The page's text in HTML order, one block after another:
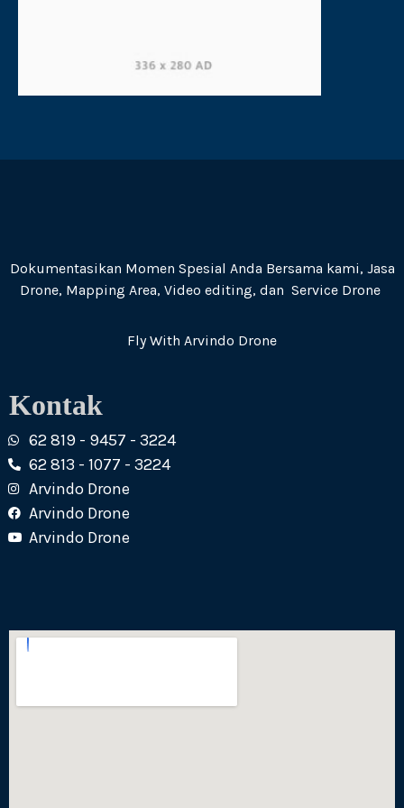
Dokumentasikan Momen Spesial Anda Bersama kami, Jasa
Drone, Mapping Area, Video editing, dan Service Drone
Fly With Arvindo Drone
Kontak
62 819 - 9457 - 3224
62 813 - 1077 - 3224
Arvindo Drone
Arvindo Drone
Arvindo Drone